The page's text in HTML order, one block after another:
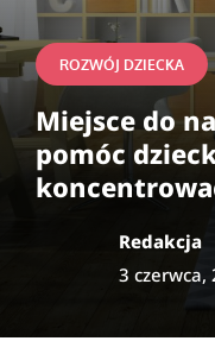
ROZWÓJ DZIECKA
Miejsce do
pomóc
Redakcja
3 czerwca,